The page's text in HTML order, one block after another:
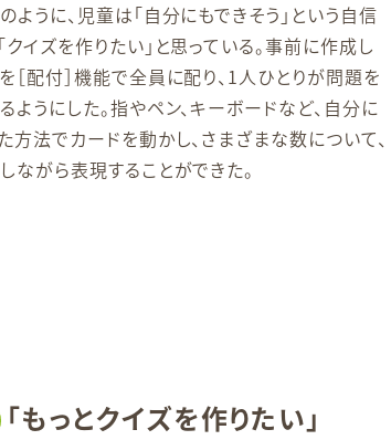
ように、児童は「自分にもできそう」という自信
クイズを作りたい」と思っている。事前に作成し
［配付］機能で全員に配り、1人ひとりが問題を
ようにした。指やペン、キーボードなど、自分に
方法でカードを動かし、さまざまな数について、
ながら表現することができた。
「もっとクイズを作りたい」